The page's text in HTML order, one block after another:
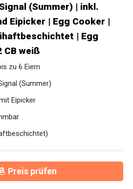
(Summer) | inkl.
Eipicker | Egg Cooker |
| Egg
CB weiß
zu 6 Eiern
(Summer)
Eipicker
Preis prüfen